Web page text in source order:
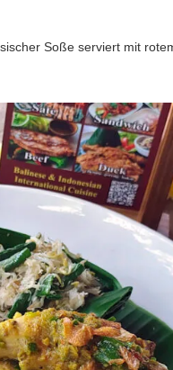
Soße serviert mit